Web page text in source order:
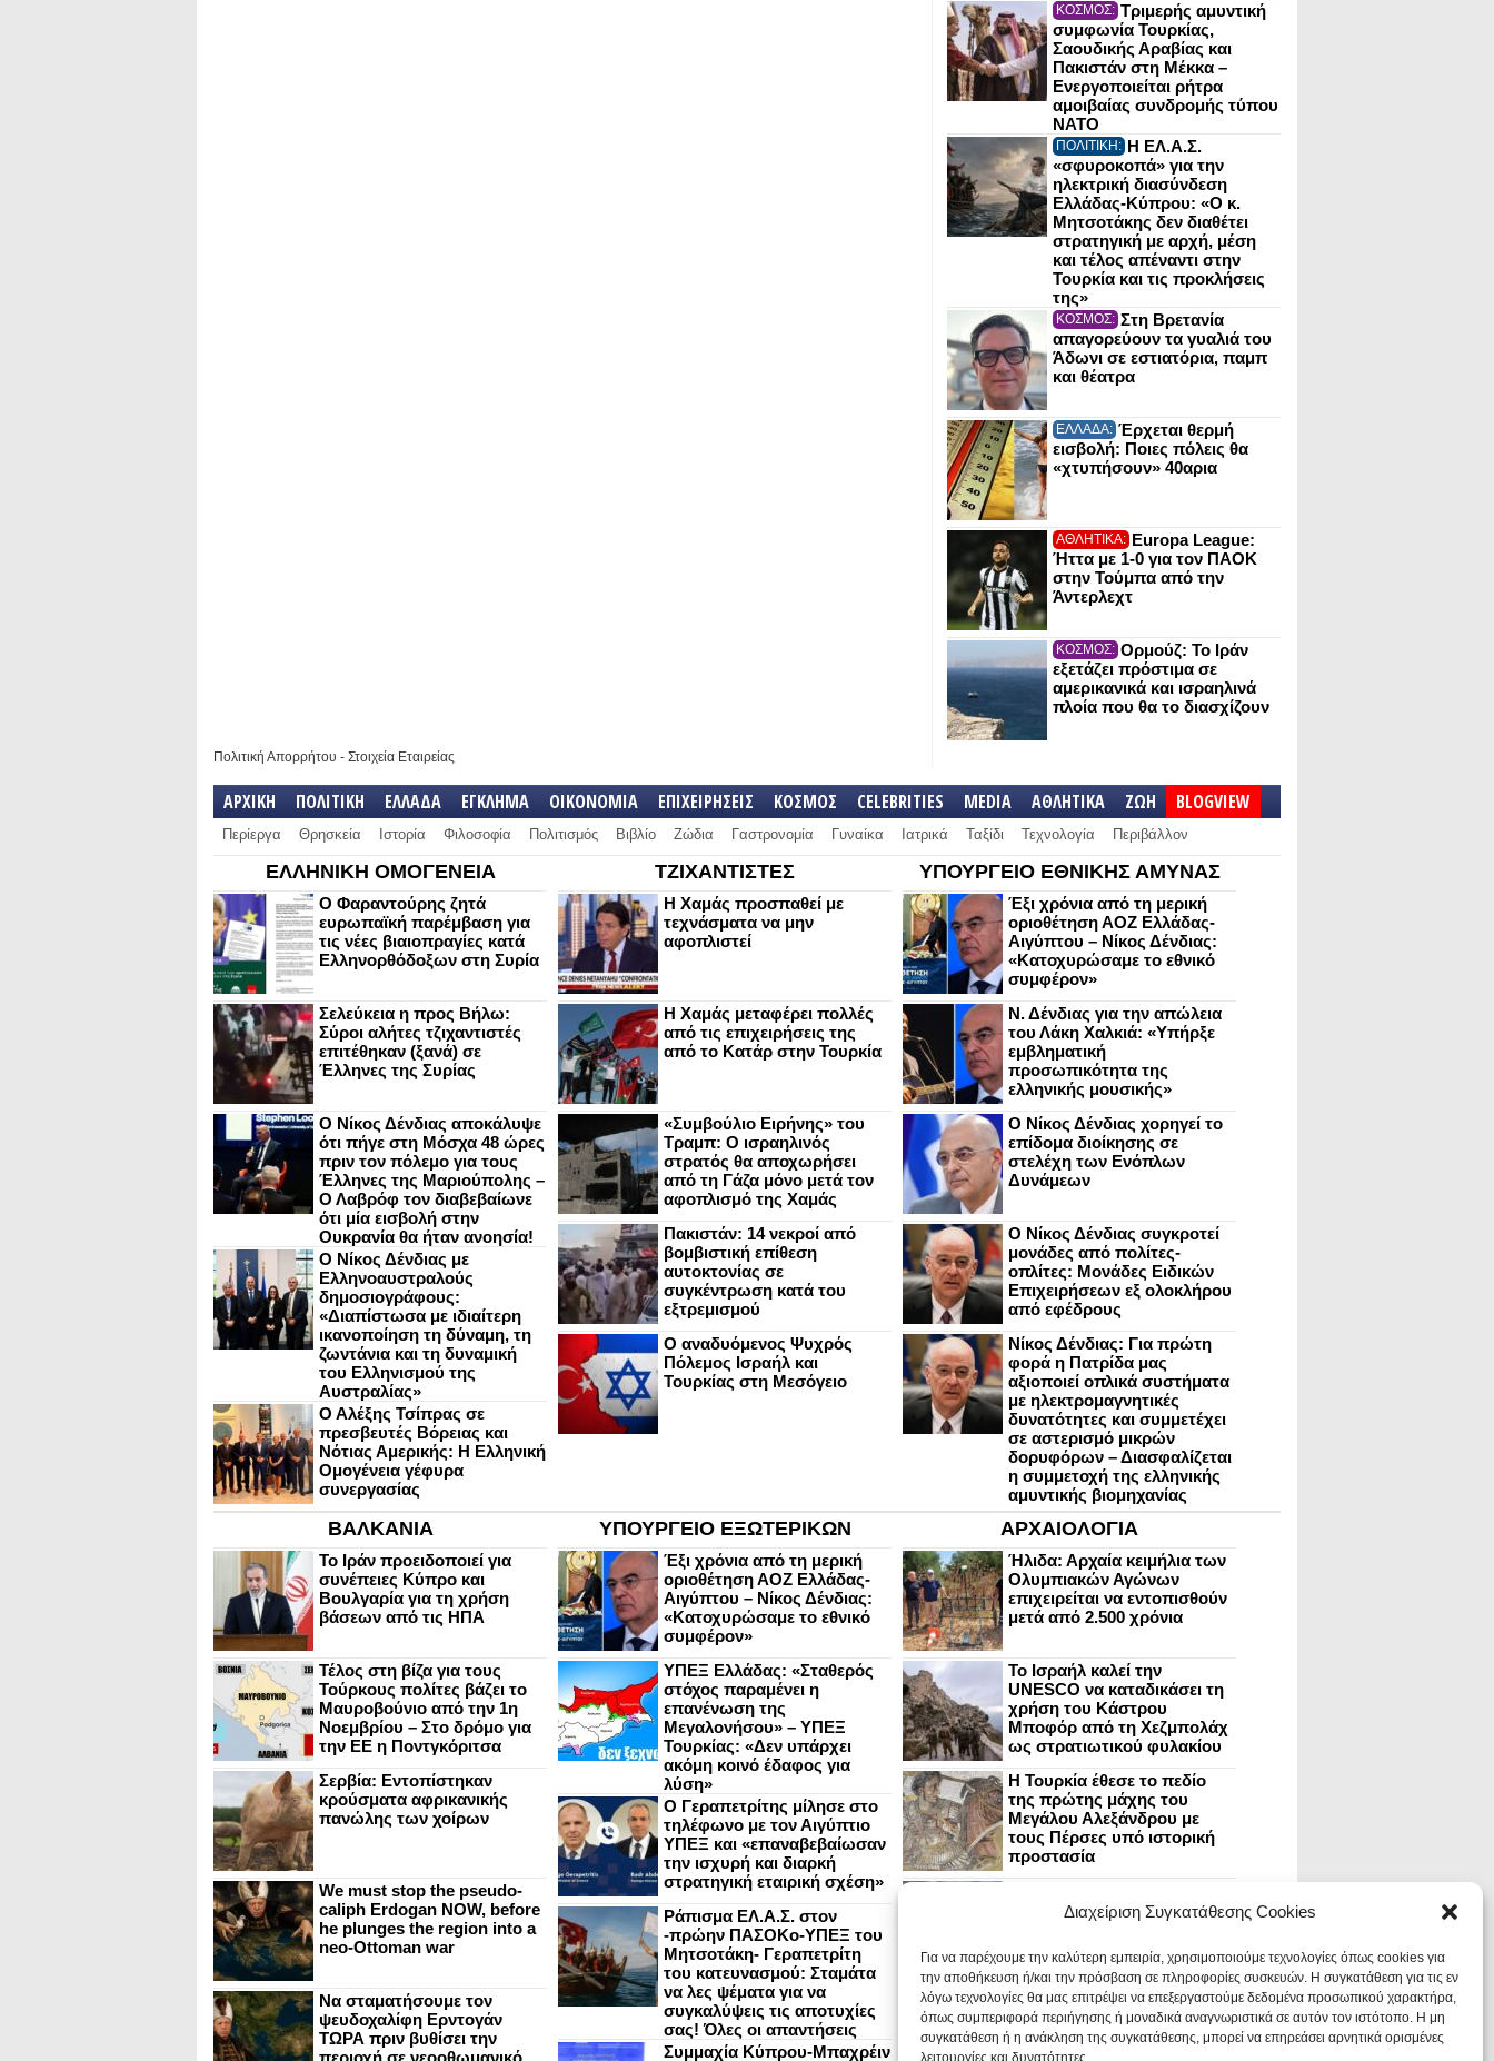
Διαχείριση Συγκατάθεσης Cookies
Για να παρέχουμε την καλύτερη εμπειρία, χρησιμοποιούμε τεχνολογίες όπως cookies για
την αποθήκευση ή/και την πρόσβαση σε πληροφορίες συσκευών. Η συγκατάθεση για τις εν
λόγω τεχνολογίες θα μας επιτρέψει να επεξεργαστούμε δεδομένα προσωπικού χαρακτήρα,
όπως συμπεριφορά περιήγησης ή μοναδικά αναγνωριστικά σε αυτόν τον ιστότοπο. Η μη
συγκατάθεση ή η ανάκληση της συγκατάθεσης, μπορεί να επηρεάσει αρνητικά ορισμένες
λειτουργίες και δυνατότητες.
ΚΟΣΜΟΣ: Τριμερής αμυντική
συμφωνία Τουρκίας,
Σαουδικής Αραβίας και
Πακιστάν στη Μέκκα –
Ενεργοποιείται ρήτρα
αμοιβαίας συνδρομής τύπου
NATO
ΠΟΛΙΤΙΚΗ: Η ΕΛ.Α.Σ.
«σφυροκοπά» για την
ηλεκτρική διασύνδεση
Ελλάδας-Κύπρου: «Ο κ.
Μητσοτάκης δεν διαθέτει
στρατηγική με αρχή, μέση
και τέλος απέναντι στην
Τουρκία και τις προκλήσεις
της»
ΚΟΣΜΟΣ: Στη Βρετανία
απαγορεύουν τα γυαλιά του
Άδωνι σε εστιατόρια, παμπ
και θέατρα
ΕΛΛΑΔΑ: Έρχεται θερμή
εισβολή: Ποιες πόλεις θα
«χτυπήσουν» 40αρια
ΑΘΛΗΤΙΚΑ: Europa League:
Ήττα με 1-0 για τον ΠΑΟΚ
στην Τούμπα από την
Άντερλεχτ
ΚΟΣΜΟΣ: Ορμούζ: Το Ιράν
εξετάζει πρόστιμα σε
αμερικανικά και ισραηλινά
πλοία που θα το διασχίζουν
Πολιτική Απορρήτου - Στοιχεία Εταιρείας
ΑΡΧΙΚΗ ΠΟΛΙΤΙΚΗ ΕΛΛΑΔΑ ΕΓΚΛΗΜΑ ΟΙΚΟΝΟΜΙΑ ΕΠΙΧΕΙΡΗΣΕΙΣ ΚΟΣΜΟΣ CELEBRITIES MEDIA ΑΘΛΗΤΙΚΑ ΖΩΗ BLOGVIEW
Περίεργα Θρησκεία Ιστορία Φιλοσοφία Πολιτισμός Βιβλίο Ζώδια Γαστρονομία Γυναίκα Ιατρικά Ταξίδι Τεχνολογία Περιβάλλον
ΕΛΛΗΝΙΚΗ ΟΜΟΓΕΝΕΙΑ
Ο Φαραντούρης ζητά
ευρωπαϊκή παρέμβαση για
τις νέες βιαιοπραγίες κατά
Ελληνορθόδοξων στη Συρία
Σελεύκεια η προς Βήλω:
Σύροι αλήτες τζιχαντιστές
επιτέθηκαν (ξανά) σε
Έλληνες της Συρίας
Ο Νίκος Δένδιας αποκάλυψε
ότι πήγε στη Μόσχα 48 ώρες
πριν τον πόλεμο για τους
Έλληνες της Μαριούπολης –
Ο Λαβρόφ τον διαβεβαίωνε
ότι μία εισβολή στην
Ουκρανία θα ήταν ανοησία!
Ο Νίκος Δένδιας με
Ελληνοαυστραλούς
δημοσιογράφους:
«Διαπίστωσα με ιδιαίτερη
ικανοποίηση τη δύναμη, τη
ζωντάνια και τη δυναμική
του Ελληνισμού της
Αυστραλίας»
Ο Αλέξης Τσίπρας σε
πρεσβευτές Βόρειας και
Νότιας Αμερικής: Η Ελληνική
Ομογένεια γέφυρα
συνεργασίας
ΤΖΙΧΑΝΤΙΣΤΕΣ
Η Χαμάς προσπαθεί με
τεχνάσματα να μην
αφοπλιστεί
Η Χαμάς μεταφέρει πολλές
από τις επιχειρήσεις της
από το Κατάρ στην Τουρκία
«Συμβούλιο Ειρήνης» του
Τραμπ: Ο ισραηλινός
στρατός θα αποχωρήσει
από τη Γάζα μόνο μετά τον
αφοπλισμό της Χαμάς
Πακιστάν: 14 νεκροί από
βομβιστική επίθεση
αυτοκτονίας σε
συγκέντρωση κατά του
εξτρεμισμού
Ο αναδυόμενος Ψυχρός
Πόλεμος Ισραήλ και
Τουρκίας στη Μεσόγειο
ΥΠΟΥΡΓΕΙΟ ΕΘΝΙΚΗΣ ΑΜΥΝΑΣ
Έξι χρόνια από τη μερική
οριοθέτηση ΑΟΖ Ελλάδας-
Αιγύπτου – Νίκος Δένδιας:
«Κατοχυρώσαμε το εθνικό
συμφέρον»
Ν. Δένδιας για την απώλεια
του Λάκη Χαλκιά: «Υπήρξε
εμβληματική
προσωπικότητα της
ελληνικής μουσικής»
Ο Νίκος Δένδιας χορηγεί το
επίδομα διοίκησης σε
στελέχη των Ενόπλων
Δυνάμεων
Ο Νίκος Δένδιας συγκροτεί
μονάδες από πολίτες-
οπλίτες: Μονάδες Ειδικών
Επιχειρήσεων εξ ολοκλήρου
από εφέδρους
Νίκος Δένδιας: Για πρώτη
φορά η Πατρίδα μας
αξιοποιεί οπλικά συστήματα
με ηλεκτρομαγνητικές
δυνατότητες και συμμετέχει
σε αστερισμό μικρών
δορυφόρων – Διασφαλίζεται
η συμμετοχή της ελληνικής
αμυντικής βιομηχανίας
ΒΑΛΚΑΝΙΑ
Το Ιράν προειδοποιεί για
συνέπειες Κύπρο και
Βουλγαρία για τη χρήση
βάσεων από τις ΗΠΑ
Τέλος στη βίζα για τους
Τούρκους πολίτες βάζει το
Μαυροβούνιο από την 1η
Νοεμβρίου – Στο δρόμο για
την ΕΕ η Ποντγκόριτσα
Σερβία: Εντοπίστηκαν
κρούσματα αφρικανικής
πανώλης των χοίρων
We must stop the pseudo-
caliph Erdogan NOW, before
he plunges the region into a
neo-Ottoman war
Να σταματήσουμε τον
ψευδοχαλίφη Ερντογάν
ΤΩΡΑ πριν βυθίσει την
περιοχή σε νεοοθωμανικό
ΥΠΟΥΡΓΕΙΟ ΕΞΩΤΕΡΙΚΩΝ
Έξι χρόνια από τη μερική
οριοθέτηση ΑΟΖ Ελλάδας-
Αιγύπτου – Νίκος Δένδιας:
«Κατοχυρώσαμε το εθνικό
συμφέρον»
ΥΠΕΞ Ελλάδας: «Σταθερός
στόχος παραμένει η
επανένωση της
Μεγαλονήσου» – ΥΠΕΞ
Τουρκίας: «Δεν υπάρχει
ακόμη κοινό έδαφος για
λύση»
Ο Γεραπετρίτης μίλησε στο
τηλέφωνο με τον Αιγύπτιο
ΥΠΕΞ και «επαναβεβαίωσαν
την ισχυρή και διαρκή
στρατηγική εταιρική σχέση»
Ράπισμα ΕΛ.Α.Σ. στον
-πρώην ΠΑΣΟΚο-ΥΠΕΞ του
Μητσοτάκη- Γεραπετρίτη
του κατευνασμού: Σταμάτα
να λες ψέματα για να
συγκαλύψεις τις αποτυχίες
σας! Όλες οι απαντήσεις
Συμμαχία Κύπρου-Μπαχρέιν
ΑΡΧΑΙΟΛΟΓΙΑ
Ήλιδα: Αρχαία κειμήλια των
Ολυμπιακών Αγώνων
επιχειρείται να εντοπισθούν
μετά από 2.500 χρόνια
Το Ισραήλ καλεί την
UNESCO να καταδικάσει τη
χρήση του Κάστρου
Μποφόρ από τη Χεζμπολάχ
ως στρατιωτικού φυλακίου
Η Τουρκία έθεσε το πεδίο
της πρώτης μάχης του
Μεγάλου Αλεξάνδρου με
τους Πέρσες υπό ιστορική
προστασία
ανακτόρου στην
στο Παλάτι των Δεσποτών
Οι Νεάντερταλ έκαναν
οδοντιατρικές επεμβάσεις σε
χαλασμένα δόντια, σύμφωνα
με ευρήματα